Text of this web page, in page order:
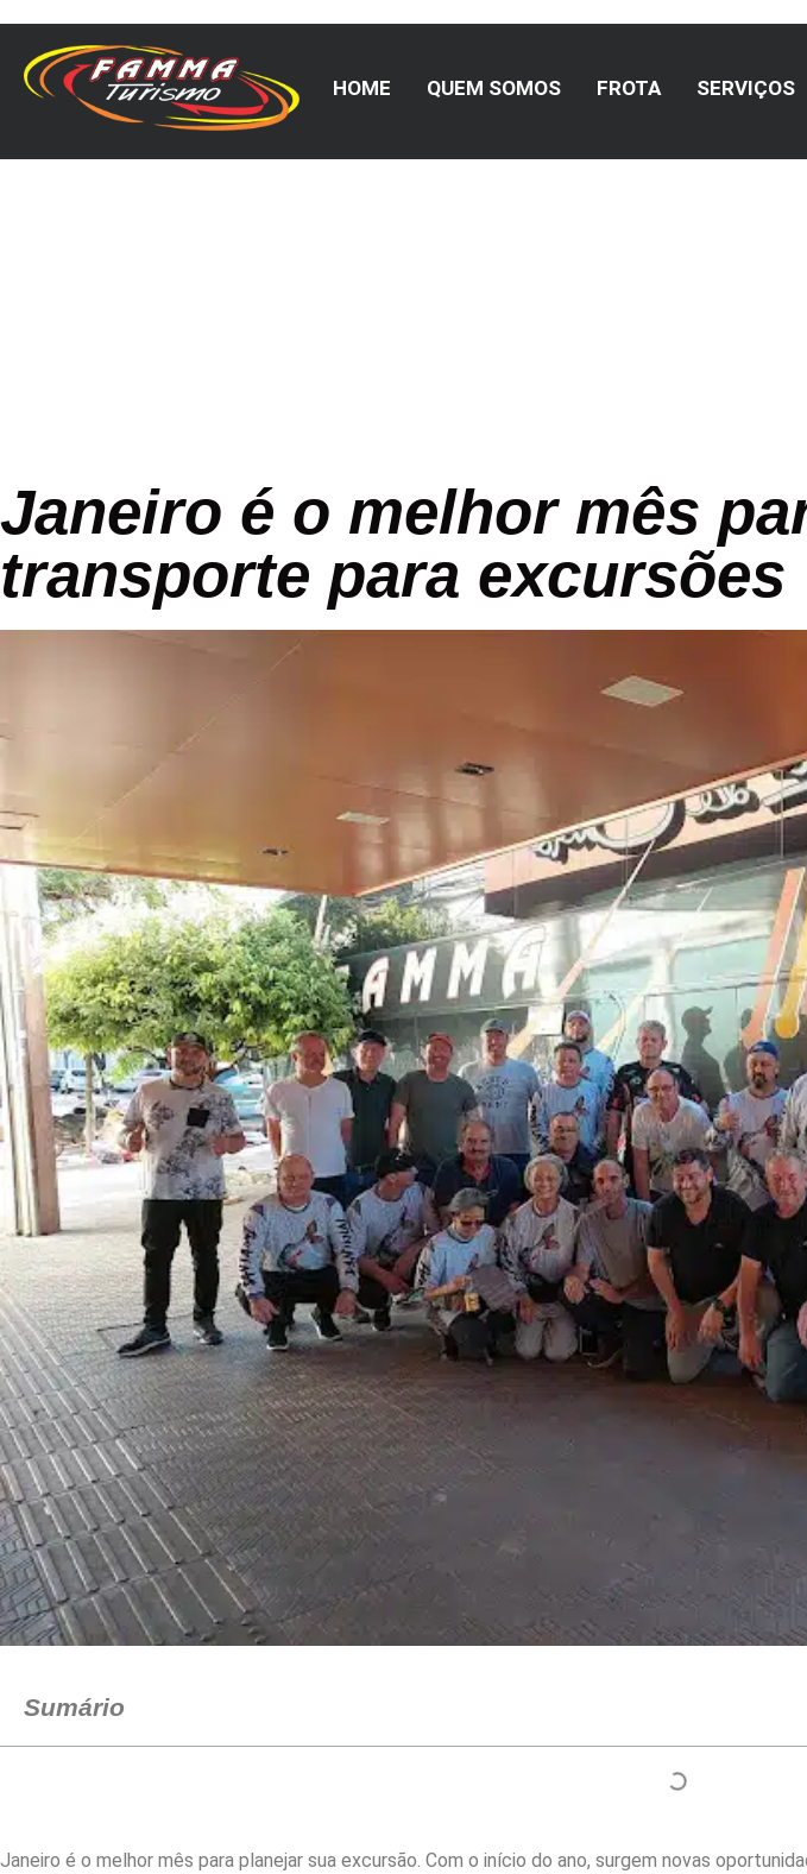
HOME QUEM SOMOS FROTA SERVIÇOS
Janeiro é o melhor mês
transporte para excursões
Sumário
Janeiro é o melhor mês para planejar sua excursão. Com o início do ano, surgem novas